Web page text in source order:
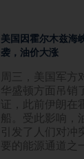
美国因霍尔木兹海
袭，油价大涨
周三，美国军方
华盛顿方面吊销
证，此前伊朗在
船。受此影响，
引发了人们对冲
要的能源通道之